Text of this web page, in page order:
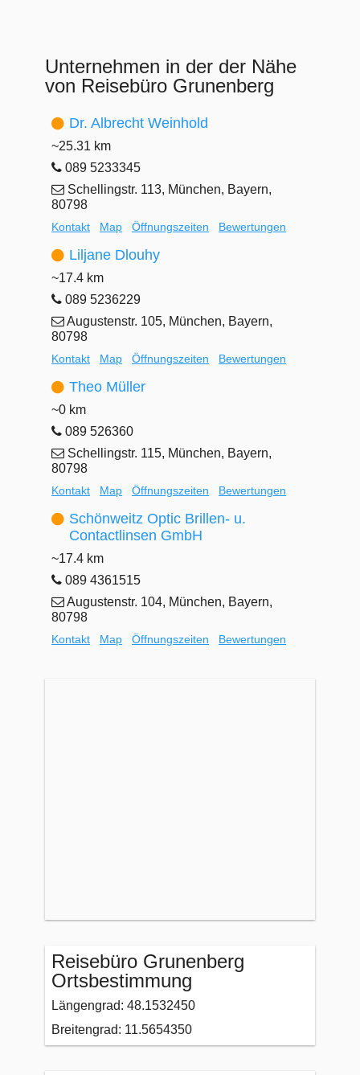
Unternehmen in der der Nähe
von Reisebüro Grunenberg
Dr. Albrecht Weinhold
~25.31 km
089 5233345
Schellingstr. 113, München, Bayern,
80798
Kontakt Map Öffnungszeiten Bewertungen
Liljane Dlouhy
~17.4 km
089 5236229
Augustenstr. 105, München, Bayern,
80798
Kontakt Map Öffnungszeiten Bewertungen
Theo Müller
~0 km
089 526360
Schellingstr. 115, München, Bayern,
80798
Kontakt Map Öffnungszeiten Bewertungen
Schönweitz Optic Brillen- u.
Contactlinsen GmbH
~17.4 km
089 4361515
Augustenstr. 104, München, Bayern,
80798
Kontakt Map Öffnungszeiten Bewertungen
Reisebüro Grunenberg
Ortsbestimmung
Längengrad: 48.1532450
Breitengrad: 11.5654350